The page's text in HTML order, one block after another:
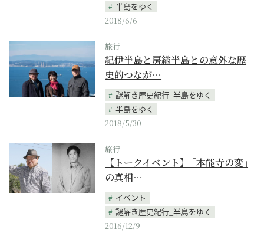
半島をゆく
2018/6/6
旅行
紀伊半島と房総半島との意外な歴
史的つなが…
謎解き歴史紀行_半島をゆく
半島をゆく
2018/5/30
旅行
【トークイベント】 ｢本能寺の変｣
の真相…
イベント
謎解き歴史紀行_半島をゆく
2016/12/9